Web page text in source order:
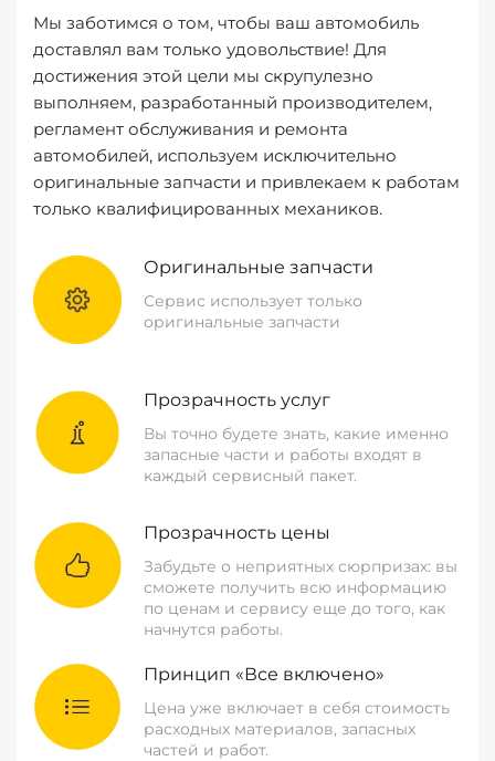
Мы заботимся о том, чтобы ваш автомобиль
доставлял вам только удовольствие! Для
достижения этой цели мы скрупулезно
выполняем, разработанный производителем,
регламент обслуживания и ремонта
автомобилей, используем исключительно
оригинальные запчасти и привлекаем к работам
только квалифицированных механиков.
Оригинальные запчасти
Сервис использует только
оригинальные запчасти
Прозрачность услуг
Вы точно будете знать, какие именно
запасные части и работы входят в
каждый сервисный пакет.
Прозрачность цены
Забудьте о неприятных сюрпризах: вы
сможете получить всю информацию
по ценам и сервису еще до того, как
начнутся работы.
Принцип «Все включено»
Цена уже включает в себя стоимость
расходных материалов, запасных
частей и работ.